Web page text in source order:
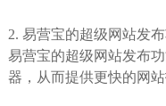
2. 易营宝的超级网站发
易营宝的超级网站发布
器，从而提供更快的网站